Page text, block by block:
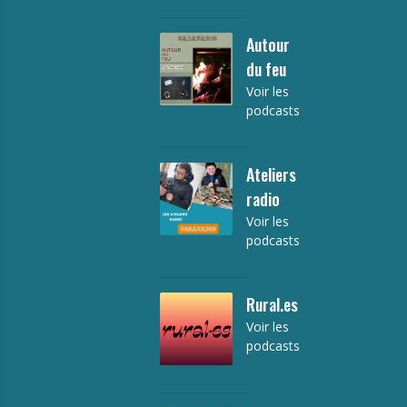
Autour
du feu
Voir les
podcasts
Ateliers
radio
Voir les
podcasts
Rural.es
Voir les
podcasts